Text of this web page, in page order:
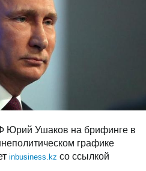
Юрий Ушаков на брифинге в
графике
inbusiness.kz со ссылкой